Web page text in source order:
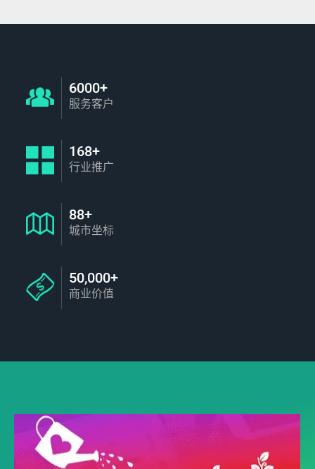
6000+
服务客户
168+
行业推广
88+
城市坐标
50,000+
商业价值